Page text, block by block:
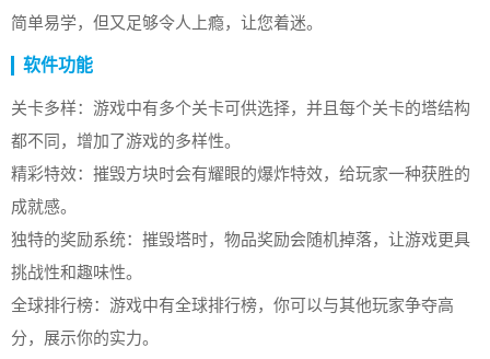
简单易学，但又足够令人上瘾，让您着迷。
软件功能
关卡多样：游戏中有多个关卡可供选择，并且每个关卡的塔结构
都不同，增加了游戏的多样性。
精彩特效：摧毁方块时会有耀眼的爆炸特效，给玩家一种获胜的
成就感。
独特的奖励系统：摧毁塔时，物品奖励会随机掉落，让游戏更具
挑战性和趣味性。
全球排行榜：游戏中有全球排行榜，你可以与其他玩家争夺高
分，展示你的实力。